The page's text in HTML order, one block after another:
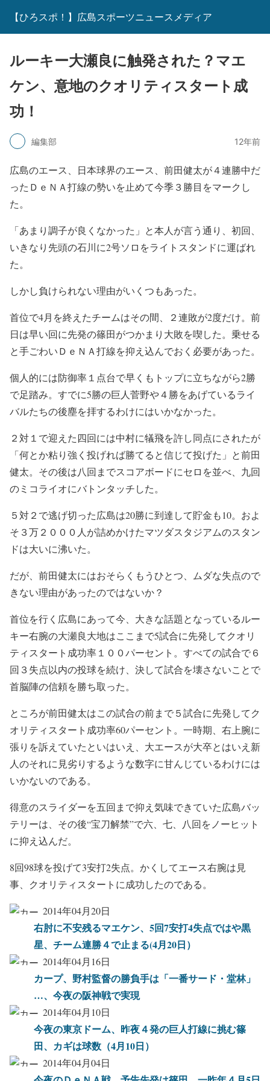
【ひろスポ！】広島スポーツニュースメディア
ルーキー大瀬良に触発された？マエ
ケン、意地のクオリティスタート成
功！
編集部 12年前
広島のエース、日本球界のエース、前田健太が４連勝中だ
ったＤｅＮＡ打線の勢いを止めて今季３勝目をマークし
た。
「あまり調子が良くなかった」と本人が言う通り、初回、
いきなり先頭の石川に2号ソロをライトスタンドに運ばれ
た。
しかし負けられない理由がいくつもあった。
首位で4月を終えたチームはその間、２連敗が2度だけ。前
日は早い回に先発の篠田がつかまり大敗を喫した。乗せる
と手ごわいＤｅＮＡ打線を抑え込んでおく必要があった。
個人的には防御率１点台で早くもトップに立ちながら2勝
で足踏み。すでに5勝の巨人菅野や４勝をあげているライ
バルたちの後塵を拝するわけにはいかなかった。
２対１で迎えた四回には中村に犠飛を許し同点にされたが
「何とか粘り強く投げれば勝てると信じて投げた」と前田
健太。その後は八回までスコアボードにセロを並べ、九回
のミコライオにバトンタッチした。
５対２で逃げ切った広島は20勝に到達して貯金も10。およ
そ３万２０００人が詰めかけたマツダスタジアムのスタン
ドは大いに沸いた。
だが、前田健太にはおそらくもうひとつ、ムダな失点ので
きない理由があったのではないか？
首位を行く広島にあって今、大きな話題となっているルー
キー右腕の大瀬良大地はここまで5試合に先発してクオリ
ティスタート成功率１００パーセント。すべての試合で６
回３失点以内の投球を続け、決して試合を壊さないことで
首脳陣の信頼を勝ち取った。
ところが前田健太はこの試合の前まで５試合に先発してク
オリティスタート成功率60パーセント。一時期、右上腕に
張りを訴えていたといはいえ、大エースが大卒とはいえ新
人のそれに見劣りするような数字に甘んじているわけには
いかないのである。
得意のスライダーを五回まで抑え気味できていた広島バッ
テリーは、その後“宝刀解禁”で六、七、八回をノーヒット
に抑え込んだ。
8回98球を投げて3安打2失点。かくしてエース右腕は見
事、クオリティスタートに成功したのである。
2014年04月20日
右肘に不安残るマエケン、5回7安打4失点ではや黒
星、チーム連勝４で止まる(4月20日）
2014年04月16日
カープ、野村監督の勝負手は「一番サード・堂林」
…、今夜の阪神戦で実現
2014年04月10日
今夜の東京ドーム、昨夜４発の巨人打線に挑む篠
田、カギは球数（4月10日）
2014年04月04日